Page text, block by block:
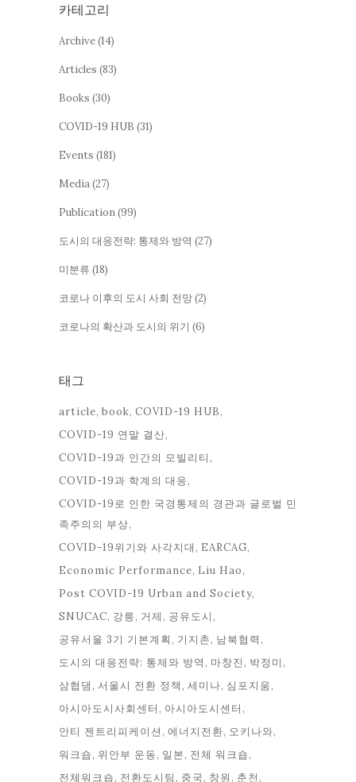
카테고리
Archive(14)
Articles (83)
Books (30)
COVID-19 HUB (31)
Events (181)
Media(27)
Publication(99)
도시의 대응전략: 통제와 방역 (27)
미분류 (18)
코로나 이후의 도시 사회 전망(2)
코로나의 확산과 도시의 위기 (6)
태그
article book COVID-19 HUB
COVID-19 연말 결산
COVID-19과 인간의 모빌리티
COVID-19과 학계의 대응
COVID-19로 인한 국경통제의 경관과 글로벌 민
족주의의 부상
COVID-19위기와 사각지대
EARCAG
Economic Performance Liu Hao
Post COVID-19 Urban and Society
SNUCAC 강릉 거제
공유도시
공유서울 3기 기본계획
기지촌 남북협력
도시의 대응전략: 통제와 방역
마창진
박정미
삼협댐
서울시 전환 정책 세미나 심포지움
아시아도시사회센터
아시아도시센터
안티 젠트리피케이션 에너지전환 오키나와
워크숍 위안부 운동 일본 전체 워크숍
전체워크숍 전환도시팀 중국 창원 춘천